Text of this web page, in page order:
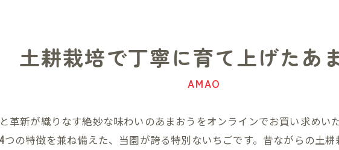
土耕栽培で丁寧に育て上げたあ
AMAO
革新が織りなす絶妙な味わいのあまおうをオンラインでお買い求めい
の特徴を兼ね備えた、当園が誇る特別ないちごです。昔ながらの土